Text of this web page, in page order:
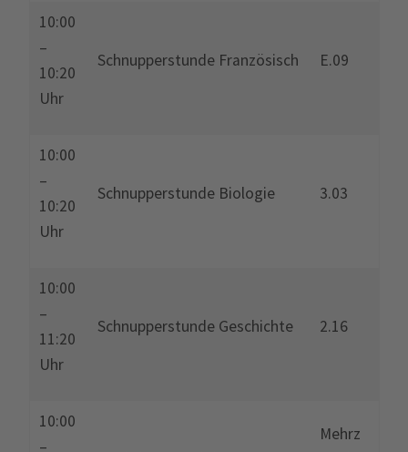
10:00
–
10:20
Uhr
Schnupperstunde Französisch E.09
10:00
–
10:20
Uhr
Schnupperstunde Biologie 3.03
10:00
–
11:20
Uhr
Schnupperstunde Geschichte 2.16
10:00
–
Mehrz